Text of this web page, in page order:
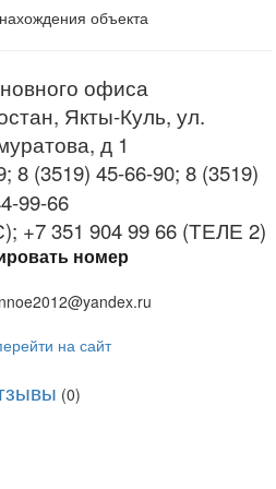
объекта
офиса
Якты-Куль, ул.
д 1
8 (3519) 45-66-90; 8 (3519)
99-66
+7 351 904 99 66 (ТЕЛЕ 2)
номер
на сайт
(0)